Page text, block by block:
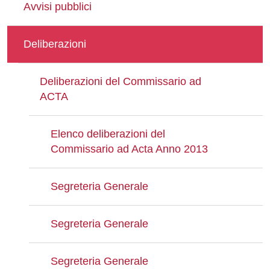
Avvisi pubblici
Deliberazioni
Deliberazioni del Commissario ad
ACTA
Elenco deliberazioni del
Commissario ad Acta Anno 2013
Segreteria Generale
Segreteria Generale
Segreteria Generale